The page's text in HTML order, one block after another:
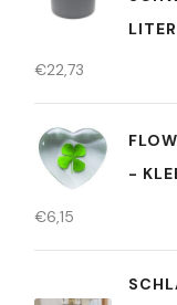
€22,73
-
€6,15